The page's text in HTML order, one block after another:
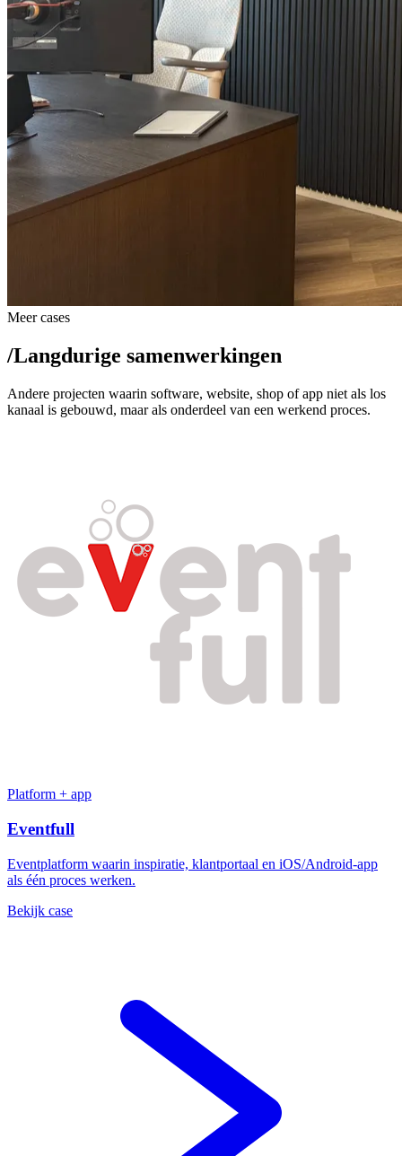
Meer cases
/Langdurige samenwerkingen
Andere projecten waarin software, website, shop of app niet als los
kanaal is gebouwd, maar als onderdeel van een werkend proces.
Platform + app
Eventfull
Eventplatform waarin inspiratie, klantportaal en iOS/Android-app
als één proces werken.
Bekijk case